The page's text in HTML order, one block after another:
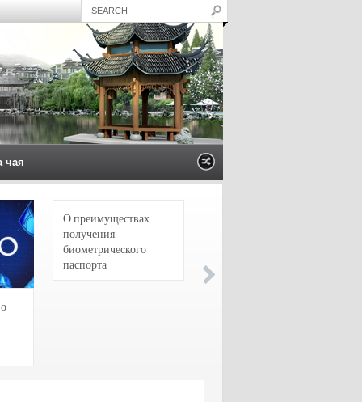
чая
О преимуществах
получения
биометрического
паспорта